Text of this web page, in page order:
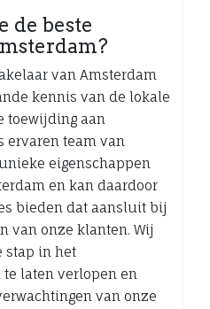
de beste
van Amsterdam
kennis van de lokale
toewijding aan
ervaren team van
eigenschappen
en kan daardoor
bieden dat aansluit bij
van onze klanten. Wij
stap in het
te laten verlopen en
van onze